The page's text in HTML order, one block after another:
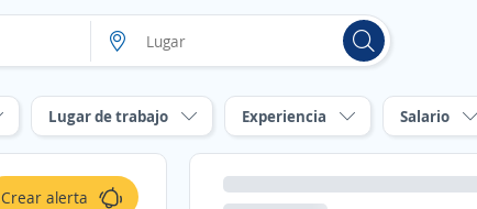
Lugar de trabajo Experiencia Salario
Crear alerta